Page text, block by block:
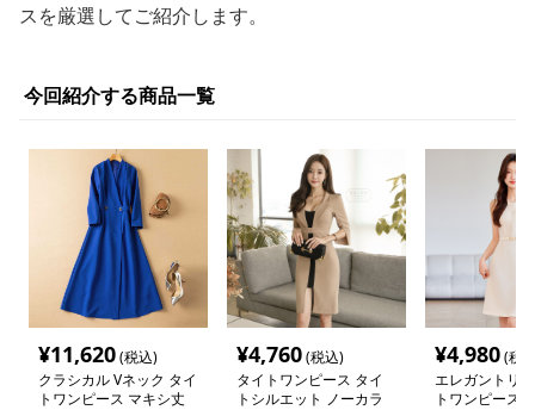
スを厳選してご紹介します。
今回紹介する商品一覧
¥11,620(税込)
クラシカル Vネック タイ
トワンピース マキシ丈
¥4,760(税込)
タイトワンピース タイ
トシルエット ノーカラ
¥4,980(税
エレガントリ
トワンピース